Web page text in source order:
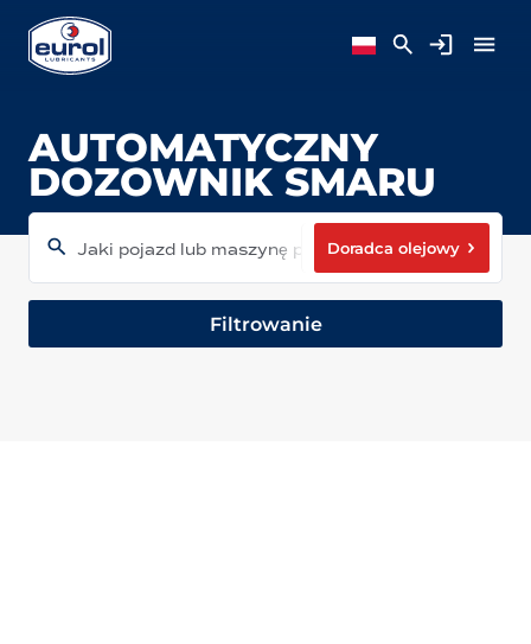
AUTOMATYCZNY
DOZOWNIK SMARU
Jaki pojazd lub maszynę posiadasz?Doradca olejowy
Filtrowanie